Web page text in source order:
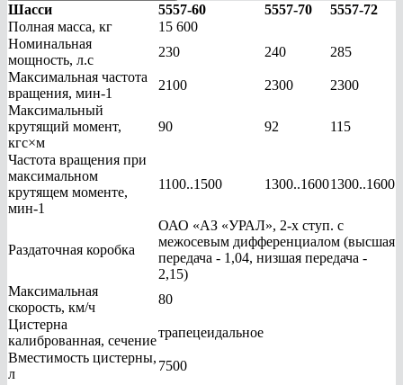
Шасси 5557-60 5557-70
5557-72
Полная масса, кг
15 600
Номинальная
мощность, л.с
230 240
285
Максимальная частота
вращения, мин-1
2100 2300
2300
Максимальный
крутящий момент,
кгс×м
90 92 115
Частота вращения при
максимальном
крутящем моменте,
мин-1
1100..1500 1300..16001300..1600
Раздаточная коробка
ОАО «АЗ «УРАЛ», 2-х ступ. с
межосевым дифференциалом (высшая
передача - 1,04, низшая передача -
2,15)
Максимальная
скорость, км/ч
80
Цистерна
калиброванная, сечение
трапецеидальное
Вместимость цистерны,
л
7500